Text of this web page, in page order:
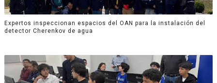
Expertos inspeccionan espacios del OAN para la instalación del
detector Cherenkov de agua